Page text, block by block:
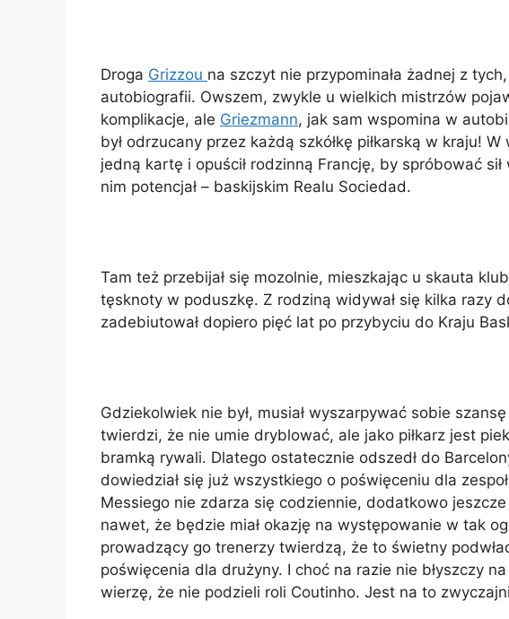
Droga Grizzou na szczyt nie przypominała żadnej z
autobiografii. Owszem, zwykle u wielkich mistrzów
komplikacje, ale Griezmann, jak sam wspomina w
był odrzucany przez każdą szkółkę piłkarską w kraju!
jedną kartę i opuścił rodzinną Francję, by spróbować
nim potencjał – baskijskim Realu Sociedad.
Tam też przebijał się mozolnie, mieszkając u skauta
tęsknoty w poduszkę. Z rodziną widywał się kilka razy
zadebiutował dopiero pięć lat po przybyciu do Kraju
Gdziekolwiek nie był, musiał wyszarpywać sobie
twierdzi, że nie umie dryblować, ale jako piłkarz jest
bramką rywali. Dlatego ostatecznie odszedł do
dowiedział się już wszystkiego o poświęceniu dla
Messiego nie zdarza się codziennie, dodatkowo
nawet, że będzie miał okazję na występowanie w tak
prowadzący go trenerzy twierdzą, że to świetny
poświęcenia dla drużyny. I choć na razie nie błyszczy
wierzę, że nie podzieli roli Coutinho. Jest na to